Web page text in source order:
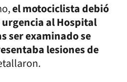
el motociclista debió
al Hospital
ser examinado se
lesiones de